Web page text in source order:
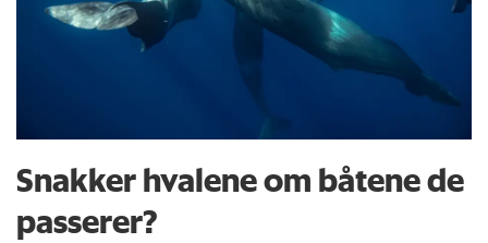
Snakker hvalene om båtene de
passerer?